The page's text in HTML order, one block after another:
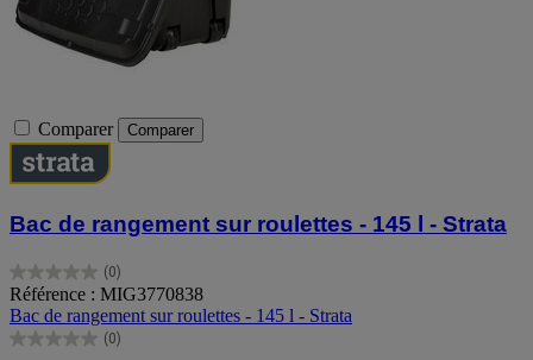
Comparer Comparer
Bac de rangement sur roulettes - 145 l - Strata
(0)
0.0
sur
5
étoiles.
Référence : MIG3770838
Bac de rangement sur roulettes - 145 l - Strata
(0)
0.0